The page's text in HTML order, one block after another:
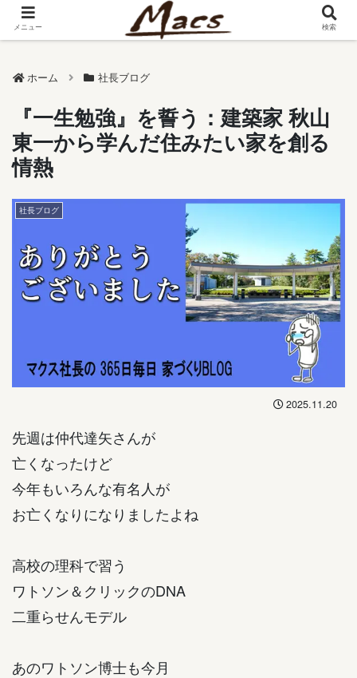
ホーム 社長ブログ
『一生勉強』を誓う：建築家 秋山
東一から学んだ住みたい家を創る
情熱
社長ブログ
2025.11.20
先週は仲代達矢さんが
亡くなったけど
今年もいろんな有名人が
お亡くなりになりましたよね
高校の理科で習う
ワトソン＆クリックのDNA
二重らせんモデル
あのワトソン博士も今月
メニュー 検索